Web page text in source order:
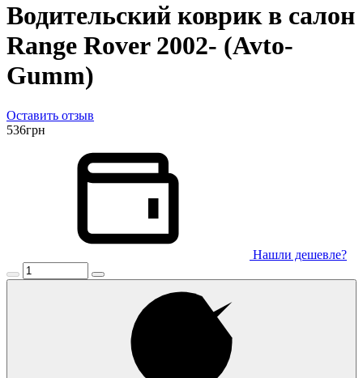
Водительский коврик в салон
Range Rover 2002- (Avto-
Gumm)
Оставить отзыв
536грн
Нашли дешевле?